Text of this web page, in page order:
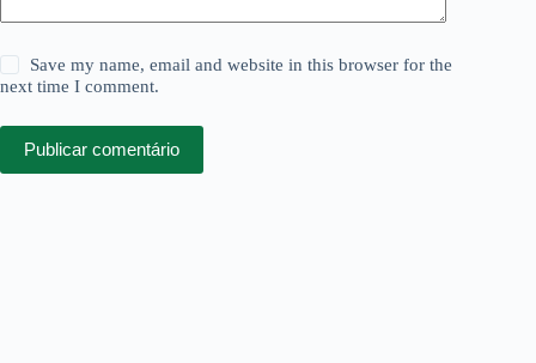
Save my name, email and website in this browser for the
next time I comment.
Publicar comentário